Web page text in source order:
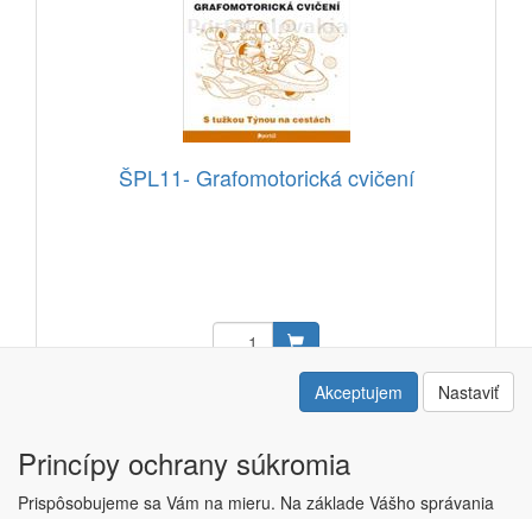
ŠPL11- Grafomotorická cvičení
7,43 EURAkceptujem Nastaviť
Princípy ochrany súkromia
Prispôsobujeme sa Vám na mieru. Na základe Vášho správania